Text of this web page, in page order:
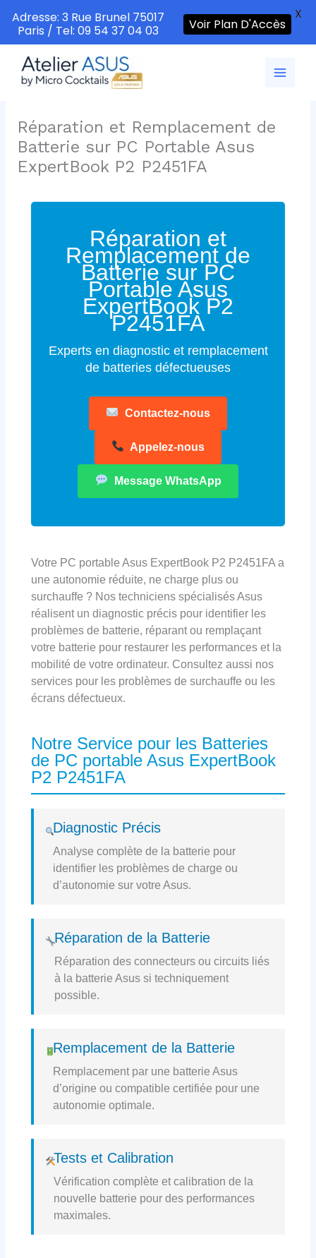
contenu
Réparation et Remplacement de
Batterie sur PC Portable Asus
ExpertBook P2 P2451FA
Réparation et
Remplacement de
Batterie sur PC
Portable Asus
ExpertBook P2
P2451FA
Experts en diagnostic et remplacement
de batteries défectueuses
Contactez-nous
Appelez-nous
Message WhatsApp
Votre PC portable Asus ExpertBook P2 P2451FA a
une autonomie réduite, ne charge plus ou
surchauffe ? Nos techniciens spécialisés Asus
réalisent un diagnostic précis pour identifier les
problèmes de batterie, réparant ou remplaçant
votre batterie pour restaurer les performances et la
mobilité de votre ordinateur. Consultez aussi nos
services pour les problèmes de surchauffe ou les
écrans défectueux.
Notre Service pour les Batteries
de PC portable Asus ExpertBook
P2 P2451FA
Diagnostic Précis
Analyse complète de la batterie pour
identifier les problèmes de charge ou
d’autonomie sur votre Asus.
Réparation de la Batterie
Réparation des connecteurs ou circuits liés
à la batterie Asus si techniquement
possible.
Remplacement de la Batterie
Remplacement par une batterie Asus
d’origine ou compatible certifiée pour une
autonomie optimale.
Tests et Calibration
Vérification complète et calibration de la
nouvelle batterie pour des performances
maximales.
Adresse: 3 Rue Brunel 75017
Paris / Tel: 09 54 37 04 03
Voir Plan D'Accès
X